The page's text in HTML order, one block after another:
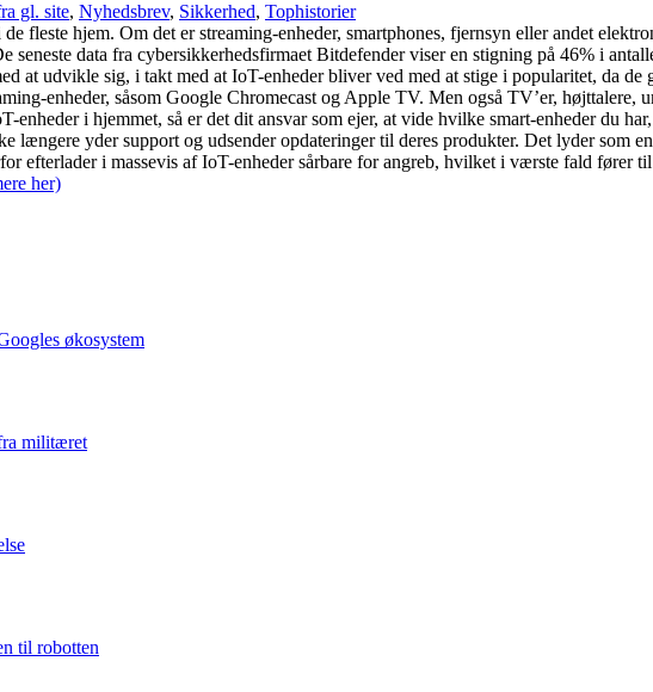
gl. site, Nyhedsbrev, Sikkerhed, Tophistorier
fleste hjem. Om det er streaming-enheder, smartphones, fjernsyn eller andet
seneste data fra cybersikkerhedsfirmaet Bitdefender viser en stigning på 46% i
at udvikle sig, i takt med at IoT-enheder bliver ved med at stige i popularitet, da
enheder, såsom Google Chromecast og Apple TV. Men også TV’er, højttalere,
i hjemmet, så er det dit ansvar som ejer, at vide hvilke smart-enheder du
længere yder support og udsender opdateringer til deres produkter. Det lyder som
efterlader i massevis af IoT-enheder sårbare for angreb, hvilket i værste fald fører
her)
økosystem
militæret
til robotten